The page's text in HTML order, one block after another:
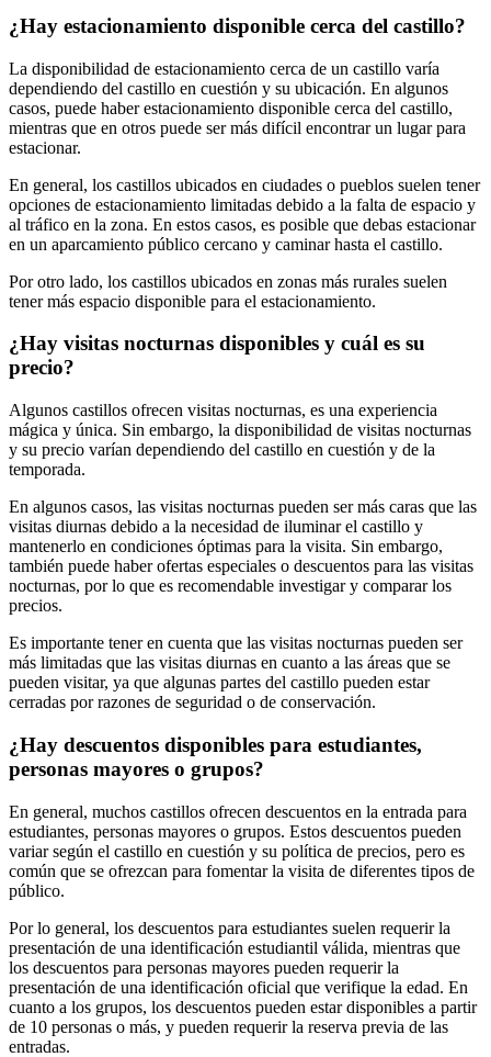
¿Hay estacionamiento disponible cerca del castillo?
La disponibilidad de estacionamiento cerca de un castillo varía
dependiendo del castillo en cuestión y su ubicación. En algunos
casos, puede haber estacionamiento disponible cerca del castillo,
mientras que en otros puede ser más difícil encontrar un lugar para
estacionar.
En general, los castillos ubicados en ciudades o pueblos suelen tener
opciones de estacionamiento limitadas debido a la falta de espacio y
al tráfico en la zona. En estos casos, es posible que debas estacionar
en un aparcamiento público cercano y caminar hasta el castillo.
Por otro lado, los castillos ubicados en zonas más rurales suelen
tener más espacio disponible para el estacionamiento.
¿Hay visitas nocturnas disponibles y cuál es su
precio?
Algunos castillos ofrecen visitas nocturnas, es una experiencia
mágica y única. Sin embargo, la disponibilidad de visitas nocturnas
y su precio varían dependiendo del castillo en cuestión y de la
temporada.
En algunos casos, las visitas nocturnas pueden ser más caras que las
visitas diurnas debido a la necesidad de iluminar el castillo y
mantenerlo en condiciones óptimas para la visita. Sin embargo,
también puede haber ofertas especiales o descuentos para las visitas
nocturnas, por lo que es recomendable investigar y comparar los
precios.
Es importante tener en cuenta que las visitas nocturnas pueden ser
más limitadas que las visitas diurnas en cuanto a las áreas que se
pueden visitar, ya que algunas partes del castillo pueden estar
cerradas por razones de seguridad o de conservación.
¿Hay descuentos disponibles para estudiantes,
personas mayores o grupos?
En general, muchos castillos ofrecen descuentos en la entrada para
estudiantes, personas mayores o grupos. Estos descuentos pueden
variar según el castillo en cuestión y su política de precios, pero es
común que se ofrezcan para fomentar la visita de diferentes tipos de
público.
Por lo general, los descuentos para estudiantes suelen requerir la
presentación de una identificación estudiantil válida, mientras que
los descuentos para personas mayores pueden requerir la
presentación de una identificación oficial que verifique la edad. En
cuanto a los grupos, los descuentos pueden estar disponibles a partir
de 10 personas o más, y pueden requerir la reserva previa de las
entradas.